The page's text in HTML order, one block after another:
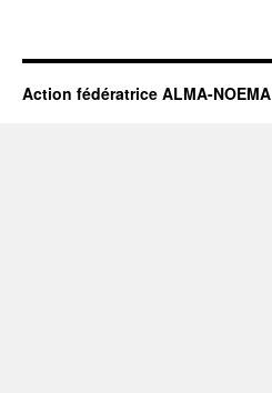
Action fédératrice ALMA-NOEMA